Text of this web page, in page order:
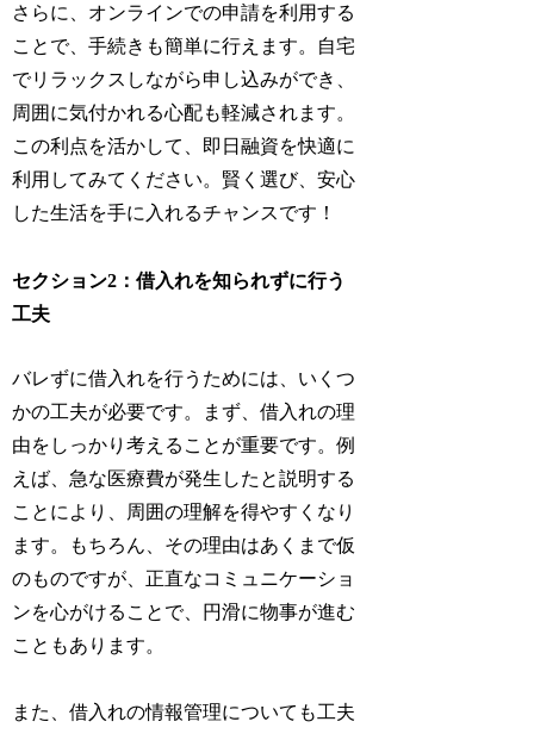
さらに、オンラインでの申請を利用する
ことで、手続きも簡単に行えます。自宅
でリラックスしながら申し込みができ、
周囲に気付かれる心配も軽減されます。
この利点を活かして、即日融資を快適に
利用してみてください。賢く選び、安心
した生活を手に入れるチャンスです！
セクション2：借入れを知られずに行う
工夫
バレずに借入れを行うためには、いくつ
かの工夫が必要です。まず、借入れの理
由をしっかり考えることが重要です。例
えば、急な医療費が発生したと説明する
ことにより、周囲の理解を得やすくなり
ます。もちろん、その理由はあくまで仮
のものですが、正直なコミュニケーショ
ンを心がけることで、円滑に物事が進む
こともあります。
また、借入れの情報管理についても工夫